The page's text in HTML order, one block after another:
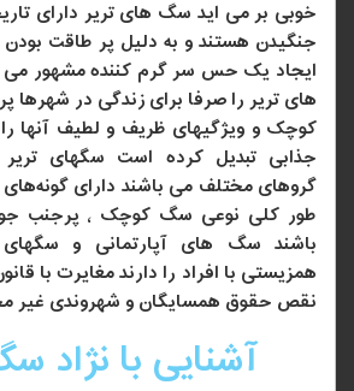
خوبی بر می اید سگ های تریر دارای
جنگیدن هستند و به دلیل پر طاقت
ایجاد یک حس سر گرم کننده مشهور
های تریر را صرفا برای زندگی در شهرها
کوچک و ویژگیهای ظریف و لطیف آنها
جذابی تبدیل کرده است سگهای
گروهای مختلف می باشند دارای گونه‌های
باشند سگ های آپارتمانی و
همزیستی با افراد را دارند مغایرت با
نقص حقوق همسایگان و شهروندی غیر
آشنایی با نژاد